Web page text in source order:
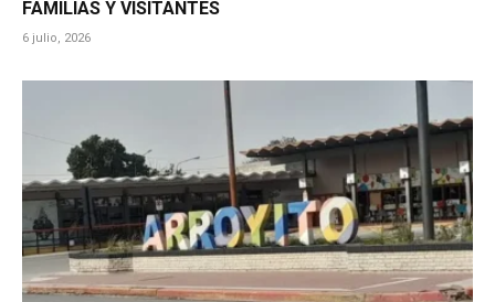
FAMILIAS Y VISITANTES
6 julio, 2026